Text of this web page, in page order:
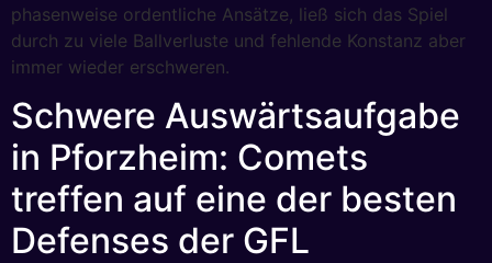
phasenweise ordentliche Ansätze, ließ sich das Spiel
durch zu viele Ballverluste und fehlende Konstanz aber
immer wieder erschweren.
Schwere Auswärtsaufgabe
in Pforzheim: Comets
treffen auf eine der besten
Defenses der GFL